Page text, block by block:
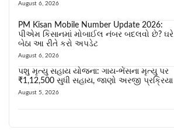
August 6, 2026
PM Kisan Mobile Number Update 2026:
પીએમ કિસાનમાં મોબાઈલ નંબર બદલવો છે? ઘરે
બેઠા આ રીતે કરો અપડેટ
August 6, 2026
પશુ મૃત્યુ સહાય યોજના: ગાય-ભેંસના મૃત્યુ પર
₹1,12,500 સુધી સહાય, જાણો અરજી પ્રક્રિયા
August 5, 2026